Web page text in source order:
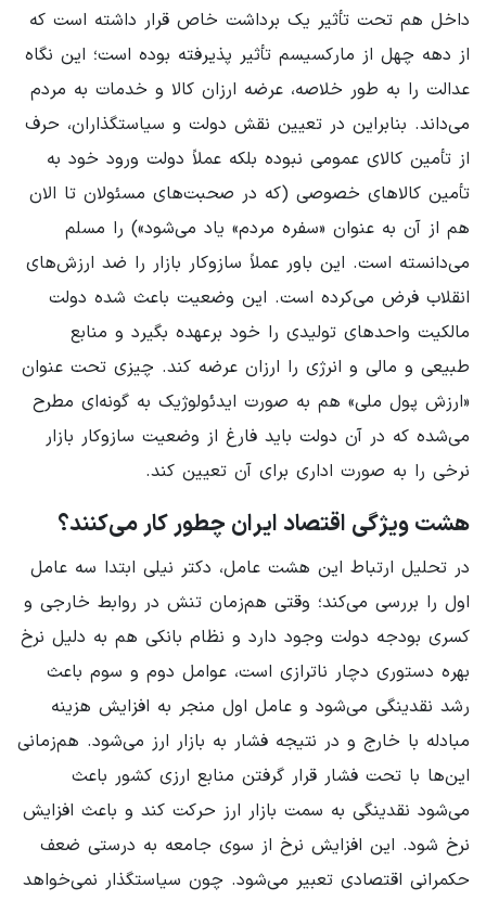
داخل هم تحت تأثیر یک برداشت خاص قرار داشته است که
از دهه چهل از مارکسیسم تأثیر پذیرفته بوده است؛ این نگاه
عدالت را به طور خلاصه، عرضه ارزان کالا و خدمات به مردم
می‌داند. بنابراین در تعیین نقش دولت و سیاستگذاران، حرف
از تأمین کالای عمومی نبوده بلکه عملاً دولت ورود خود به
تأمین کالاهای خصوصی (که در صحبت‌های مسئولان تا الان
هم از آن به عنوان «سفره مردم» یاد می‌شود») را مسلم
می‌دانسته است. این باور عملاً سازوکار بازار را ضد ارزش‌های
انقلاب فرض می‌کرده است. این وضعیت باعث شده دولت
مالکیت واحدهای تولیدی را خود برعهده بگیرد و منابع
طبیعی و مالی و انرژی را ارزان عرضه کند. چیزی تحت عنوان
«ارزش پول ملی» هم به صورت ایدئولوژیک به گونه‌ای مطرح
می‌شده که در آن دولت باید فارغ از وضعیت سازوکار بازار
نرخی را به صورت اداری برای آن تعیین کند.
هشت ویژگی‌ اقتصاد ایران چطور کار می‌کنند؟
در تحلیل ارتباط این هشت عامل، دکتر نیلی ابتدا سه عامل
اول را بررسی می‌کند؛ وقتی هم‌زمان تنش در روابط خارجی و
کسری بودجه دولت وجود دارد و نظام بانکی هم به دلیل نرخ
بهره دستوری دچار ناترازی است، عوامل دوم و سوم باعث
رشد نقدینگی می‌شود و عامل اول منجر به افزایش هزینه
مبادله با خارج و در نتیجه فشار به بازار ارز می‌شود. هم‌زمانی
این‌ها با تحت فشار قرار گرفتن منابع ارزی کشور باعث
می‌شود نقدینگی به سمت بازار ارز حرکت کند و باعث افزایش
نرخ شود. این افزایش نرخ از سوی جامعه به درستی ضعف
حکمرانی اقتصادی تعبیر می‌شود. چون سیاستگذار نمی‌خواهد